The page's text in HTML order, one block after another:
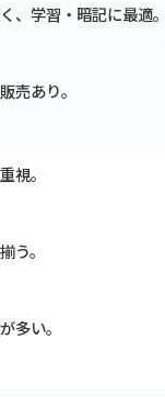
、学習・暗記に最適。
売あり。
視。
う。
多い。